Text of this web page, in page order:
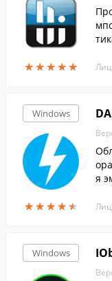
★★★★★
★★★★★
ML
Windows
★★★★★
★★★★★
я
Windows